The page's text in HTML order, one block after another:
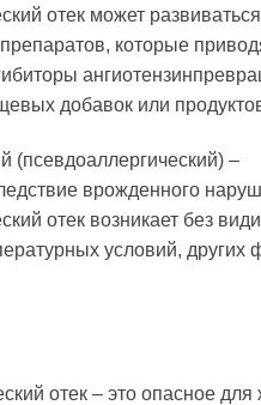
отек может
которые
добавок или
(псевдоаллергический) –
врожденного
отек возникает без
условий, других
отек – это опасное для